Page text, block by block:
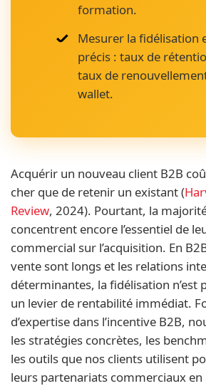
formation.
Mesurer la fidélisation
précis : taux de
taux de
wallet.
Acquérir un nouveau client B2B
cher que de retenir un existant (
Review, 2024). Pourtant, la
concentrent encore l’essentiel de
commercial sur l’acquisition. En
vente sont longs et les relations
déterminantes, la fidélisation n’est
un levier de rentabilité immédiat.
d’expertise dans l’incentive B2B,
les stratégies concrètes, les
les outils que nos clients utilisent
leurs partenariats commerciaux